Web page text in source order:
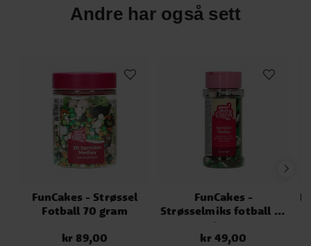
Andre har også sett
FunCakes - Strøssel
Fotball 70 gram
Pris:kr 89,00
kr 89,00
FunCakes -
Strøsselmiks fotball 65
gram
Pris:kr 49,00
kr 49,00